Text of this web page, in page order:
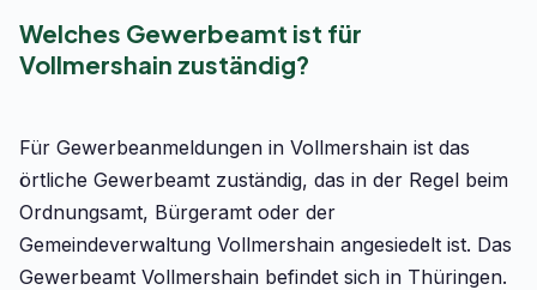
Welches Gewerbeamt ist für
Vollmershain zuständig?
Für Gewerbeanmeldungen in Vollmershain ist das
örtliche Gewerbeamt zuständig, das in der Regel beim
Ordnungsamt, Bürgeramt oder der
Gemeindeverwaltung Vollmershain angesiedelt ist. Das
Gewerbeamt Vollmershain befindet sich in Thüringen.